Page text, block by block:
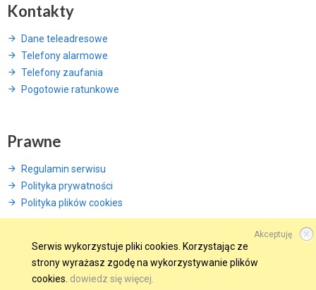
Kontakty
Dane teleadresowe
Telefony alarmowe
Telefony zaufania
Pogotowie ratunkowe
Prawne
Regulamin serwisu
Polityka prywatności
Polityka plików cookies
© 2015 Wszelkie prawa zastrzeżone.
Akceptuję
Serwis wykorzystuje pliki cookies. Korzystając ze
strony wyrażasz zgodę na wykorzystywanie plików
cookies. dowiedz się więcej.